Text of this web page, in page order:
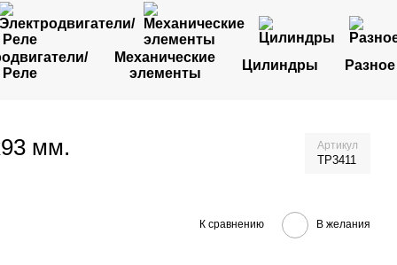
Реле
Механические
элементы
Цилиндры Разное
мм. Артикул
TP3411
К сравнению В желания